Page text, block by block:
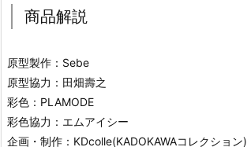
商品解説
原型製作：Sebe
原型協力：田畑壽之
彩色：PLAMODE
彩色協力：エムアイシー
企画・制作：KDcolle(KADOKAWAコレクション)